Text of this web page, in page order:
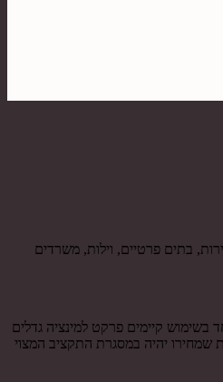
בתים פרטיים, וילות, משרדים
קיימים פרקט למינציה גדלים
יהיה במסגרת התקציב המצוי